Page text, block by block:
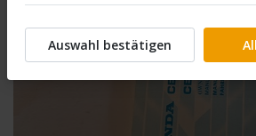
Auswahl bestätigen